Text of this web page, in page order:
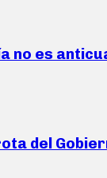
no es
del